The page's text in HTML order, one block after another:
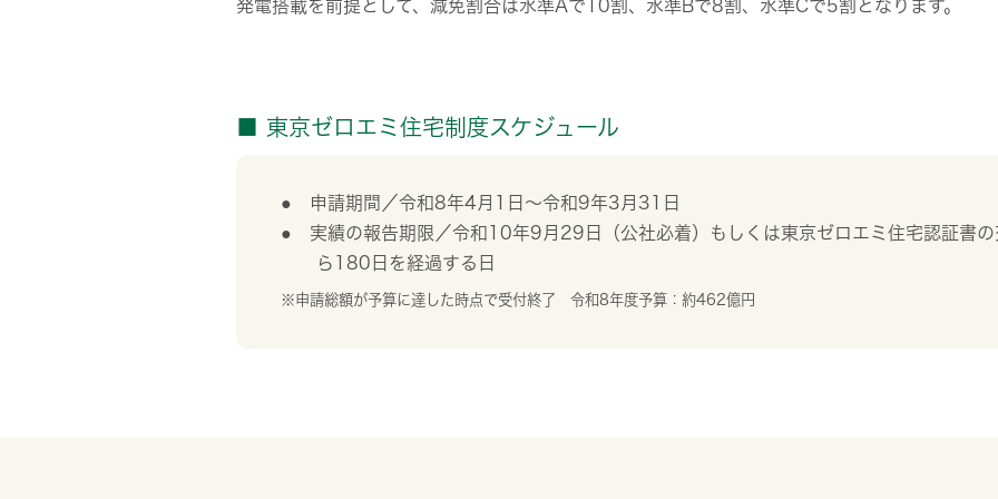
発電搭載を前提として、減免割合は水準Aで10割、水準Bで8割、水準Cで5割となります。
■ 東京ゼロエミ住宅制度スケジュール
申請期間／令和8年4月1日～令和9年3月31日
実績の報告期限／令和10年9月29日（公社必着）もしくは東京ゼロエミ住宅認証書の
ら180日を経過する日
※申請総額が予算に達した時点で受付終了 令和8年度予算：約462億円